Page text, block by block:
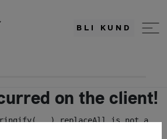
BLI KUND
on the client!
is not a